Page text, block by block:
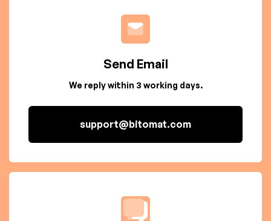
Send Email
We reply within 3 working days.
support@bitomat.com